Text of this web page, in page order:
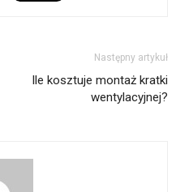
Następny artykuł
Ile kosztuje montaż kratki
wentylacyjnej?